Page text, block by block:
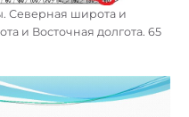
Северная широта и
и Восточная долгота. 65